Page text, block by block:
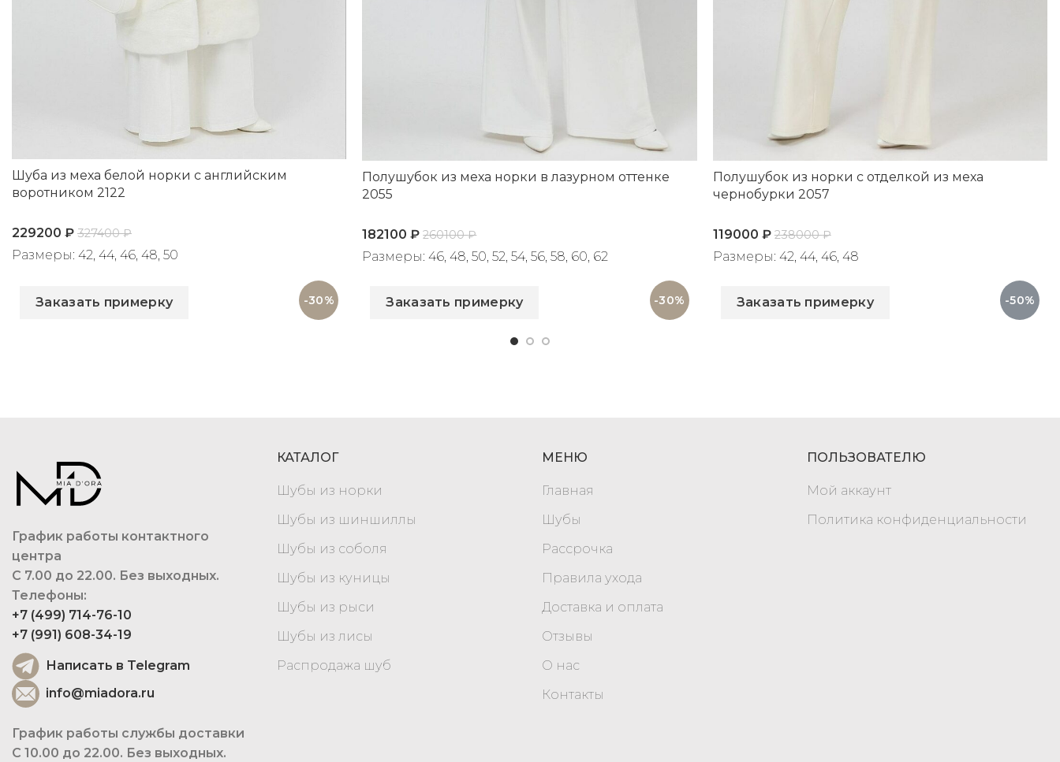
-30%
Шуба из меха белой норки с английским
воротником 2122
229200 ₽ 327400₽
Размеры: 42, 44, 46, 48, 50
Заказать примерку
-30%
Полушубок из меха норки в лазурном оттенке
2055
182100₽ 260100₽
Размеры: 46, 48, 50, 52, 54, 56, 58, 60, 62
Заказать примерку
-50%
Полушубок из норки с отделкой из меха
чернобурки 2057
119000 ₽ 238000₽
Размеры: 42, 44, 46, 48
Заказать примерку
График работы контактного
центра
С 7.00 до 22.00. Без выходных.
Телефоны:
+7 (499) 714-76-10
+7 (991) 608-34-19
Написать в Telegram
info@miadora.ru
График работы службы доставки
С 10.00 до 22.00. Без выходных.
КАТАЛОГ
Шубы из норки
Шубы из шиншиллы
Шубы из соболя
Шубы из куницы
Шубы из рыси
Шубы из лисы
Распродажа шуб
МЕНЮ
Главная
Шубы
Рассрочка
Правила ухода
Доставка и оплата
Отзывы
О нас
Контакты
ПОЛЬЗОВАТЕЛЮ
Мой аккаунт
Политика конфиденциальности